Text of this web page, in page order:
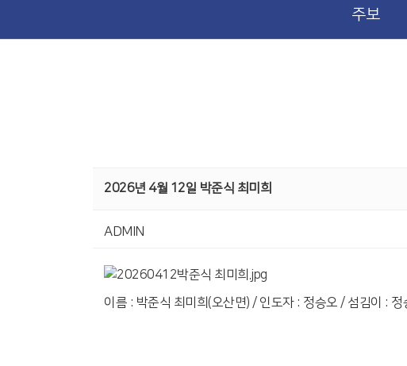
주보
2026년 4월 12일 박준식 최미희
ADMIN
이름 : 박준식 최미희(오산면) / 인도자 : 정승오 / 섬김이 : 정